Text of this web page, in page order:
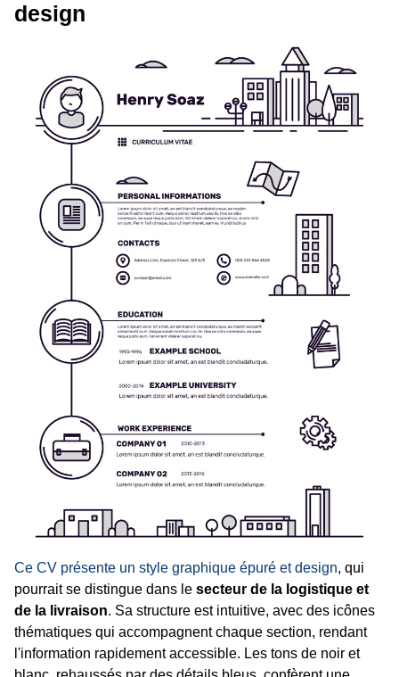
design
Ce CV présente un style graphique épuré et design, qui
pourrait se distingue dans le secteur de la logistique et
de la livraison. Sa structure est intuitive, avec des icônes
thématiques qui accompagnent chaque section, rendant
l'information rapidement accessible. Les tons de noir et